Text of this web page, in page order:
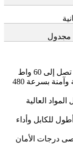
مجدول
60 واط
مزامنة سريعة وآمنة بسرعة 480
العالية
للكابل وأداء
درجات الأمان